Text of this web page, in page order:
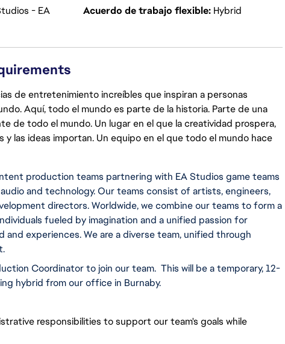
- EA
Acuerdo de trabajo flexible Hybrid
de entretenimiento increíbles que inspiran a personas
Aquí, todo el mundo es parte de la historia. Parte de una
de todo el mundo. Un lugar en el que la creatividad prospera,
y las ideas importan. Un equipo en el que todo el mundo hace
production teams partnering with EA Studios game teams
and technology. Our teams consist of artists, engineers,
directors. Worldwide, we combine our teams to form a
fueled by imagination and a unified passion for
and experiences. We are a diverse team, unified through
Coordinator to join our team.  This will be a temporary, 12-
hybrid from our office in Burnaby.
responsibilities to support our team's goals while